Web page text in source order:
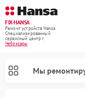
FIX-HANSA
Ремонт устройств Hansa
Специализированный
cервисный центр г.
Чебоксары
Мы